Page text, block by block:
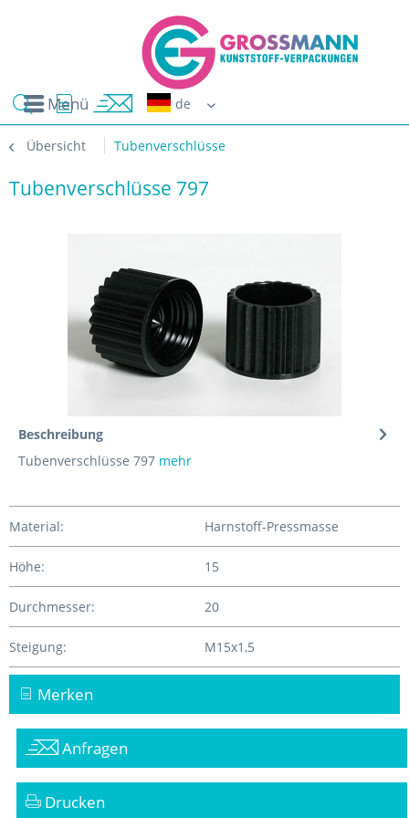
Menü
Übersicht Tubenverschlüsse
Tubenverschlüsse 797
Beschreibung
Tubenverschlüsse 797 mehr
Material: Harnstoff-Pressmasse
Höhe: 15
Durchmesser: 20
Steigung: M15x1,5
Merken
Anfragen
Drucken